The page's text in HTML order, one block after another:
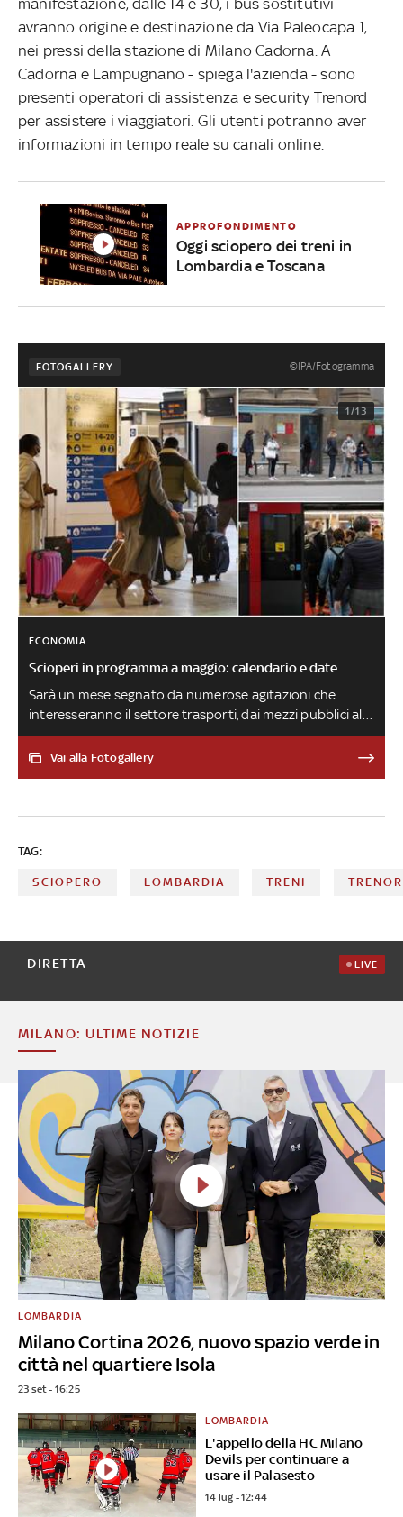
avranno origine e destinazione da Via Paleocapa 1,
nei pressi della stazione di Milano Cadorna. A
Cadorna e Lampugnano - spiega l'azienda - sono
presenti operatori di assistenza e security Trenord
per assistere i viaggiatori. Gli utenti potranno aver
informazioni in tempo reale su canali online.
APPROFONDIMENTO
Oggi sciopero dei treni in
Lombardia e Toscana
FOTOGALLERY ©IPA/Fotogramma
1/13
ECONOMIA
Scioperi in programma a maggio: calendario e date
Sarà un mese segnato da numerose agitazioni che
interesseranno il settore trasporti, dai mezzi pubblici al
personale aereo fino a quello del trasporto merci. In
programma il 20 maggio anche uno sciopero generale
garanzia. E sempre il 30 maggio ci sarà anche lo sciopero
Vai alla Fotogallery
TAG:
SCIOPERO LOMBARDIA TRENI
DIRETTA LIVE
MILANO: ULTIME NOTIZIE
Milano Cortina 2026, nuovo spazio verde in
città nel quartiere Isola
LOMBARDIA
23 set - 16:25
L'appello della HC Milano
Devils per continuare a
usare il Palasesto
LOMBARDIA
14 lug - 12:44